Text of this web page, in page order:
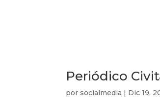
Periódico
porsocialmedia | Dic 19,